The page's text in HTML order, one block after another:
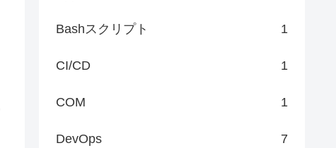
Bashスクリプト 1
CI/CD 1
COM 1
DevOps 7